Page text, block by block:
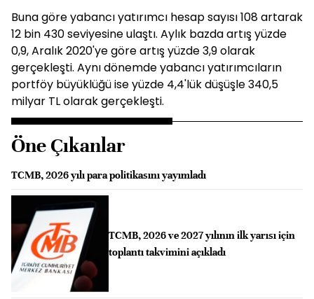
Buna göre yabancı yatırımcı hesap sayısı 108 artarak
12 bin 430 seviyesine ulaştı. Aylık bazda artış yüzde
0,9, Aralık 2020'ye göre artış yüzde 3,9 olarak
gerçekleşti. Aynı dönemde yabancı yatırımcıların
portföy büyüklüğü ise yüzde 4,4'lük düşüşle 340,5
milyar TL olarak gerçekleşti.
Öne Çıkanlar
TCMB, 2026 yılı para politikasını yayımladı
TCMB, 2026 ve 2027 yılının ilk yarısı için
toplantı takvimini açıkladı